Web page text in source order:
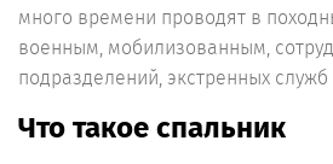
много времени проводят в
военным, мобилизованным,
подразделений, экстренных служб
Что такое спальник